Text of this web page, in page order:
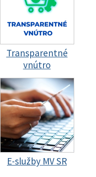
Transparentné
vnútro
E-služby MV SR